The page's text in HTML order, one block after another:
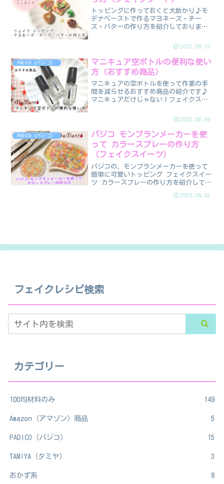
トッピングに作っておくと大助かり♪モ
デナペーストで作るマヨネーズ・チー
ズ・バターの作り方を紹介しております
2023.08.15
PADICO（パジコ）
マニキュア空ボトルの便利な使い
方（おすすめ商品）
マニキュアの空ボトルを使って作業の手
間を減らせるおすすめ商品の紹介です♪
マニキュアだけじゃない！フェイクスイ
2022.03.08
PADICO（パジコ）
パジコ モンブランメーカーを使
って カラースプレーの作り方
（フェイクスイーツ）
パジコの、モンブランメーカーを使って
簡単に可愛いトッピング フェイクスイー
ツ カラースプレーの作り方を紹介してい
フルなカラースプレーをつくってみてく
2020.08.02
フェイクレシピ検索
カテゴリー
100均材料のみ 149
Amazon（アマゾン）商品 5
PADICO（パジコ） 15
TAMIYA（タミヤ） 3
おかず系 8